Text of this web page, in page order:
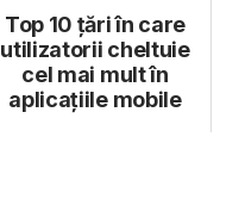
Top 10 țări în care
utilizatorii cheltuie
cel mai mult în
aplicațiile mobile